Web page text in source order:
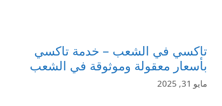
تاكسي في الشعب – خدمة تاكسي
بأسعار معقولة وموثوقة في الشعب
مايو 31, 2025